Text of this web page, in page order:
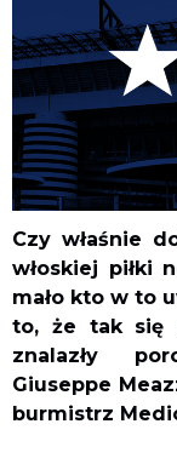
Czy właśnie
włoskiej piłki
mało kto w to
to, że tak się
znalazły
Giuseppe
burmistrz